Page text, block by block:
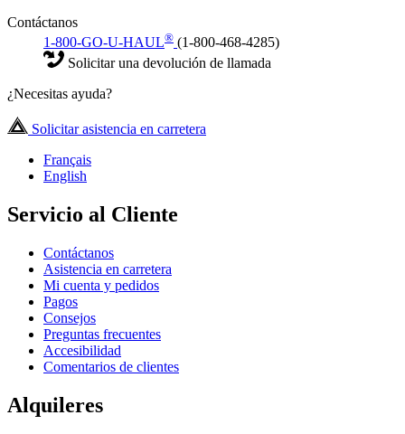
Contáctanos
1-800-GO-U-HAUL® (1-800-468-4285)
Solicitar una devolución de llamada
¿Necesitas ayuda?
Solicitar asistencia en carretera
Français
English
Servicio al Cliente
Contáctanos
Asistencia en carretera
Mi cuenta y pedidos
Pagos
Consejos
Preguntas frecuentes
Accesibilidad
Comentarios de clientes
Alquileres